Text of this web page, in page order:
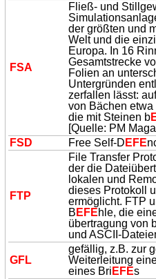
FSA
Fließ- und
der größten und
Welt und die
Europa. In 16
Gesamtstrecke
Folien an
Untergründen
zerfallen lässt:
von Bächen etwa
die mit Steinen b
[Quelle: PM
FSD Free Self-D EFE
FTP
File Transfer
der die
lokalen und
dieses Protokoll
ermöglicht. FTP
B EFEhle, die
übertragung von
und ASCII-
GFL
gefällig, z.B. zur
Weiterleitung
eines Bri EFEs